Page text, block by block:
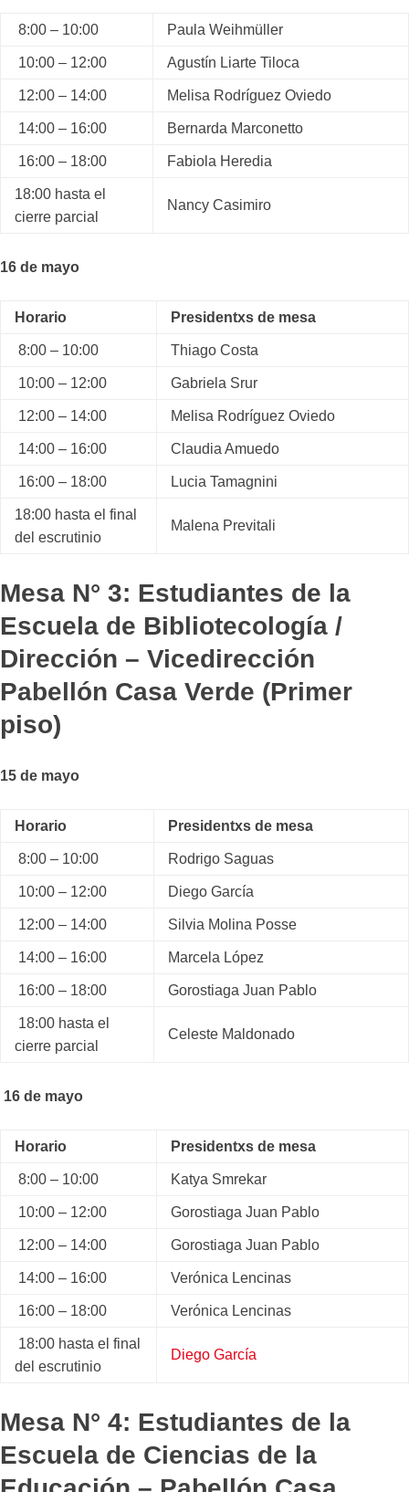
8:00 – 10:00 Paula Weihmüller
10:00 – 12:00 Agustín Liarte Tiloca
12:00 – 14:00 Melisa Rodríguez Oviedo
14:00 – 16:00 Bernarda Marconetto
16:00 – 18:00 Fabiola Heredia
18:00 hasta el
cierre parcial
Nancy Casimiro
16 de mayo
Horario Presidentxs de mesa
8:00 – 10:00 Thiago Costa
10:00 – 12:00 Gabriela Srur
12:00 – 14:00 Melisa Rodríguez Oviedo
14:00 – 16:00 Claudia Amuedo
16:00 – 18:00 Lucia Tamagnini
18:00 hasta el final
del escrutinio
Malena Previtali
Mesa N° 3: Estudiantes de la
Escuela de Bibliotecología /
Dirección – Vicedirección
Pabellón Casa Verde (Primer
piso)
15 de mayo
Horario Presidentxs de mesa
8:00 – 10:00 Rodrigo Saguas
10:00 – 12:00 Diego García
12:00 – 14:00 Silvia Molina Posse
14:00 – 16:00 Marcela López
16:00 – 18:00 Gorostiaga Juan Pablo
18:00 hasta el
cierre parcial
Celeste Maldonado
16 de mayo
Horario Presidentxs de mesa
8:00 – 10:00 Katya Smrekar
10:00 – 12:00 Gorostiaga Juan Pablo
12:00 – 14:00 Gorostiaga Juan Pablo
14:00 – 16:00 Verónica Lencinas
16:00 – 18:00 Verónica Lencinas
18:00 hasta el final
del escrutinio
Diego García
Mesa N° 4: Estudiantes de la
Escuela de Ciencias de la